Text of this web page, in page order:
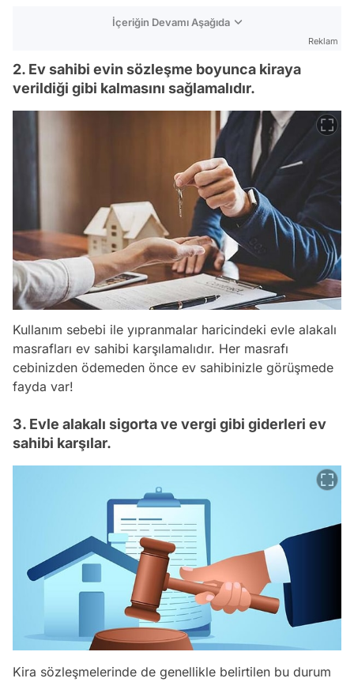
İçeriğin Devamı Aşağıda
Reklam
2. Ev sahibi evin sözleşme boyunca kiraya
verildiği gibi kalmasını sağlamalıdır.
Kullanım sebebi ile yıpranmalar haricindeki evle alakalı
masrafları ev sahibi karşılamalıdır. Her masrafı
cebinizden ödemeden önce ev sahibinizle görüşmede
fayda var!
3. Evle alakalı sigorta ve vergi gibi giderleri ev
sahibi karşılar.
Kira sözleşmelerinde de genellikle belirtilen bu durum